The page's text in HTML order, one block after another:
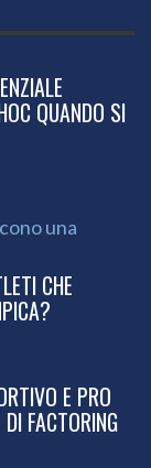
QUANDO SI
CHE
E PRO
FACTORING